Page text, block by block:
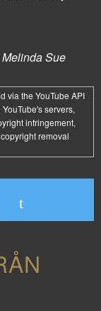
Sue
via the YouTube API
servers,
infringement,
removal